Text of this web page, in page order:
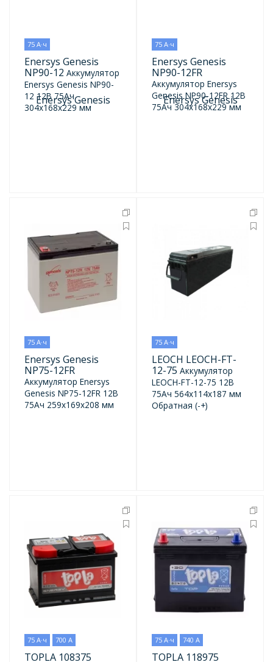
75 А·ч
Enersys Genesis
NP90-12 Аккумулятор
Enersys Genesis NP90-
12 12В 75Ач
304x168x229 мм
75 А·ч
Enersys Genesis
NP90-12FR
Аккумулятор Enersys
Genesis NP90-12FR 12В
75Ач 304x168x229 мм
75 А·ч
Enersys Genesis
NP75-12FR
Аккумулятор Enersys
Genesis NP75-12FR 12В
75Ач 259x169x208 мм
75 А·ч
LEOCH LEOCH-FT-
12-75 Аккумулятор
LEOCH-FT-12-75 12В
75Ач 564x114x187 мм
Обратная (-+)
75 А·ч 700 А
TOPLA 108375
75 А·ч 740 А
TOPLA 118975